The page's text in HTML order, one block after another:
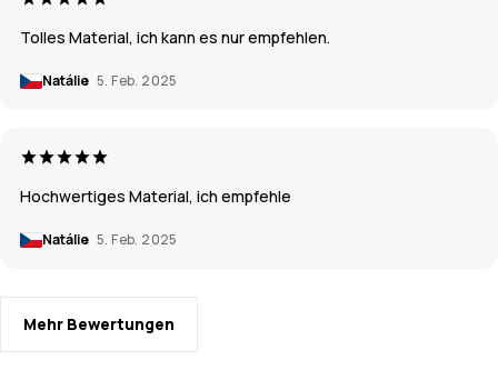
Tolles Material, ich kann es nur empfehlen.
Natálie 5. Feb. 2025
Hochwertiges Material, ich empfehle
Natálie 5. Feb. 2025
Mehr Bewertungen